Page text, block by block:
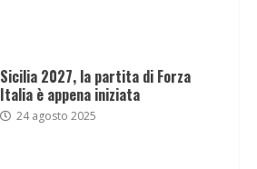
Sicilia 2027, la partita di Forza
Italia è appena iniziata
24 agosto 2025